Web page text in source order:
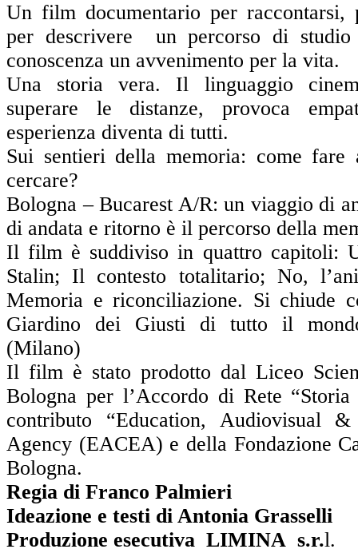
Un film documentario per raccontarsi,
per descrivere un percorso di
conoscenza un avvenimento per la vita.
Una storia vera. Il linguaggio
superare le distanze, provoca
esperienza diventa di tutti.
Sui sentieri della memoria: come fare
cercare?
Bologna – Bucarest A/R: un viaggio di
di andata e ritorno è il percorso della
Il film è suddiviso in quattro capitoli:
Stalin; Il contesto totalitario; No,
Memoria e riconciliazione. Si chiude
Giardino dei Giusti di tutto il
(Milano)
Il film è stato prodotto dal Liceo
Bologna per l’Accordo di Rete
contributo “Education, Audiovisual
Agency (EACEA) e della Fondazione
Bologna.
Regia di Franco Palmieri
Ideazione e testi di Antonia Grasselli
Produzione esecutiva LIMINA s.r.l.